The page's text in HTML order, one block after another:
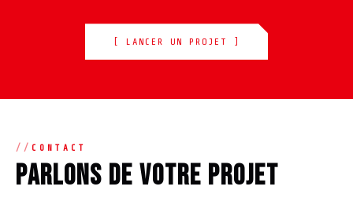
[ LANCER UN PROJET ]
CONTACT
Parlons de votre projet